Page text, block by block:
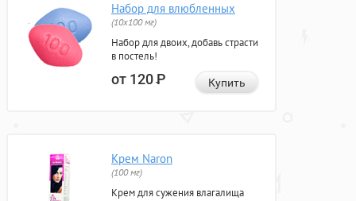
Набор для влюбленных
(10х100 мг)
Набор для двоих, добавь страсти
в постель!
от 120Р Купить
Крем Naron
(100 мг)
Крем для сужения влагалища